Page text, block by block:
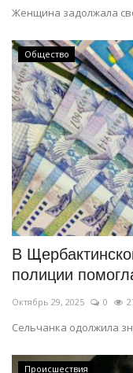
Женщина задолжала
Общество
В
полиции
Октябрь 29, 2025 0
Сельчанка одолжила
Происшествия